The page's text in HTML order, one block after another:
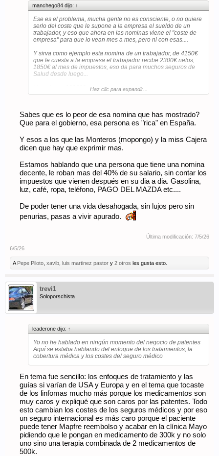
manchego84 dijo: ↑
Ese es el problema, mucha gente no es consciente, o no quiere
serlo del coste que le supone a la empresa el sueldo de un
trabajador, y eso que ahora en las nominas viene el "coste de
empresa" para que lo vean mes a mes, pero ni con esas....
Y sirva como ejemplo esta nomina de un trabajador, de 4150€
que le cuesta a la empresa el trabajador recibe 2300€ netos,
1850€ al mes de impuestos, eso da para muchos seguros de
Salud desde luego...
Haz clic para expandir...
Sabes que es lo peor de esa nomina que has mostrado?
Que para el gobierno, esa persona es "rica" en España.
Y esos a los que las Monteros (mopongo) y la miss Cajera
dicen que hay que exprimir mas.
Estamos hablando que una persona que tiene una nomina
decente, le roban mas del 40% de su salario, sin contar los
impuestos que vienen después en su dia a dia. Gasolina,
luz, café, ropa, teléfono, PAGO DEL MAZDA etc....
De poder tener una vida desahogada, sin lujos pero sin
penurias, pasas a vivir apurado.
Última modificación: 7/5/26
6/5/26
A Pepe Piloto xavib luis martinez pastor y 2 otros les gusta esto.
trevi1
Soloporschista
leaderone dijo: ↑
Yo no he hablado en ningún momento del negocio de patentes
Aquí se estaba hablando del enfoque de los tratamientos, la
cobertura médica y los costes del seguro médico
En tema fue sencillo: los enfoques de tratamiento y las
guías si varían de USA y Europa y en el tema que tocaste
de los linfomas mucho más porque los medicamentos son
muy caros y expliqué que son caros por las patentes. Todo
esto cambian los costes de los seguros médicos y por eso
un seguro internacional es más caro porque el paciente
puede tener Mapfre reembolso y acabar en la clínica Mayo
pidiendo que le pongan en medicamento de 300k y no solo
uno sino una terapia combinada de 2 medicamentos de
500k.